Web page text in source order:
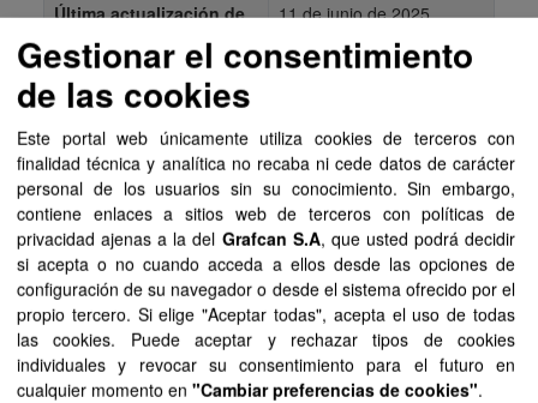
Recursos
Última actualización de
los datos
11 de junio de 2025
Última actualización de
los metadatos
Formato
SIPU
Licencia
Aviso Legal del
Gobierno de Canarias
Mostrar más
Gestionar el consentimiento
de las cookies
Este portal web únicamente utiliza cookies de terceros con
finalidad técnica y analítica no recaba ni cede datos de carácter
personal de los usuarios sin su conocimiento. Sin embargo,
contiene enlaces a sitios web de terceros con políticas de
privacidad ajenas a la del Grafcan S.A, que usted podrá decidir
si acepta o no cuando acceda a ellos desde las opciones de
configuración de su navegador o desde el sistema ofrecido por el
propio tercero. Si elige "Aceptar todas", acepta el uso de todas
las cookies. Puede aceptar y rechazar tipos de cookies
individuales y revocar su consentimiento para el futuro en
cualquier momento en "Cambiar preferencias de cookies".